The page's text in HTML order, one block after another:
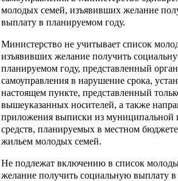
молодых семей, изъявивших желание
выплату в планируемом году.
Министерство не учитывает список
изъявивших желание получить
планируемом году, представленный
самоуправления в нарушение срока,
настоящем пункте, представленный
вышеуказанных носителей, а также
приложения выписки из муниципальной
средств, планируемых в местном
жильем молодых семей.
Не подлежат включению в список
желание получить социальную выплату